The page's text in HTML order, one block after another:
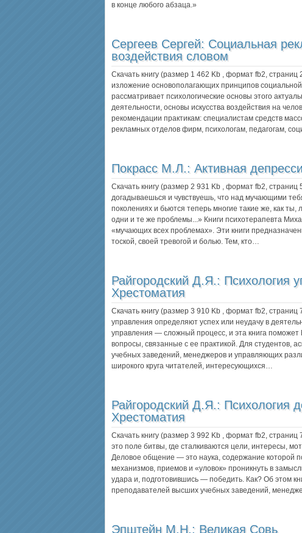
в конце любого абзаца.»
Сергеев Сергей: Социальная
воздействия словом
Скачать книгу (размер 1 462 Kb , формат fb2, страниц
изложение основополагающих принципов
рассматривает психологические основы этого
деятельности, основы искусства воздействия на
рекомендации практикам: специалистам средств
рекламных отделов фирм, психологам, педагогам,
Покрасс М.Л.: Активная
Скачать книгу (размер 2 931 Kb , формат fb2, страниц
догадываешься и чувствуешь, что над мучающими
поколениях и бьются теперь многие такие же, как ты,
одни и те же проблемы...» Книги психотерапевта
«мучающих всех проблемах». Эти книги
тоской, своей тревогой и болью. Тем, кто…
Райгородский Д.Я.: Психология
Хрестоматия
Скачать книгу (размер 3 910 Kb , формат fb2, страниц
управления определяют успех или неудачу в
управления — сложный процесс, и эта книга
вопросы, связанные с ее практикой. Для студентов,
учебных заведений, менеджеров и управляющих
широкого круга читателей, интересующихся…
Райгородский Д.Я.: Психология
Хрестоматия
Скачать книгу (размер 3 992 Kb , формат fb2, страниц
это поле битвы, где сталкиваются цели, интересы,
Деловое общение — это наука, содержание которой
механизмов, приемов и «уловок» проникнуть в
удара и, подготовившись — победить. Как? Об этом
преподавателей высших учебных заведений,
Эпштейн М.Н.: Великая Совь